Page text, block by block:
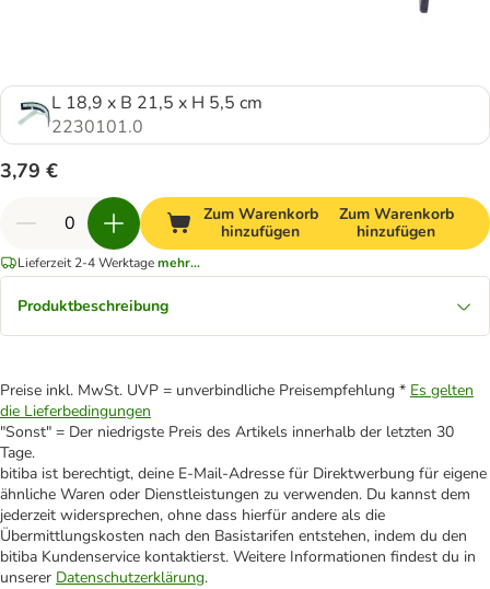
L 18,9 x B 21,5 x H 5,5 cm
2230101.0
3,79 €
Zum Warenkorb
hinzufügen
Zum Warenkorb
hinzufügen
Lieferzeit 2-4 Werktagemehr...
Produktbeschreibung
Preise inkl. MwSt. UVP = unverbindliche Preisempfehlung * Es gelten
die Lieferbedingungen
"Sonst" = Der niedrigste Preis des Artikels innerhalb der letzten 30
Tage.
bitiba ist berechtigt, deine E-Mail-Adresse für Direktwerbung für eigene
ähnliche Waren oder Dienstleistungen zu verwenden. Du kannst dem
jederzeit widersprechen, ohne dass hierfür andere als die
Übermittlungskosten nach den Basistarifen entstehen, indem du den
bitiba Kundenservice kontaktierst. Weitere Informationen findest du in
unserer Datenschutzerklärung.